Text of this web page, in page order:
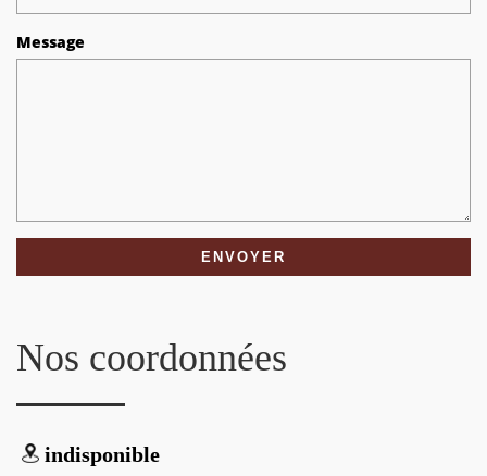
Message
Nos coordonnées
indisponible